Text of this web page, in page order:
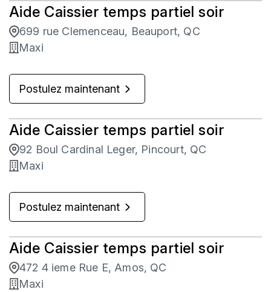
Aide Caissier temps partiel soir
699 rue Clemenceau, Beauport, QC
Maxi
Postulez maintenant
Aide Caissier temps partiel soir
92 Boul Cardinal Leger, Pincourt, QC
Maxi
Postulez maintenant
Aide Caissier temps partiel soir
472 4 ieme Rue E, Amos, QC
Maxi